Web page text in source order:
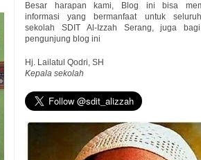
Besar harapan kami, Blog ini bisa
informasi yang bermanfaat untuk
sekolah SDIT Al-Izzah Serang, juga
pengunjung blog ini
Hj. Lailatul Qodri, SH
Kepala sekolah